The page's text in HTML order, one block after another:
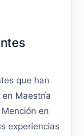
que han
Maestría
en
experiencias